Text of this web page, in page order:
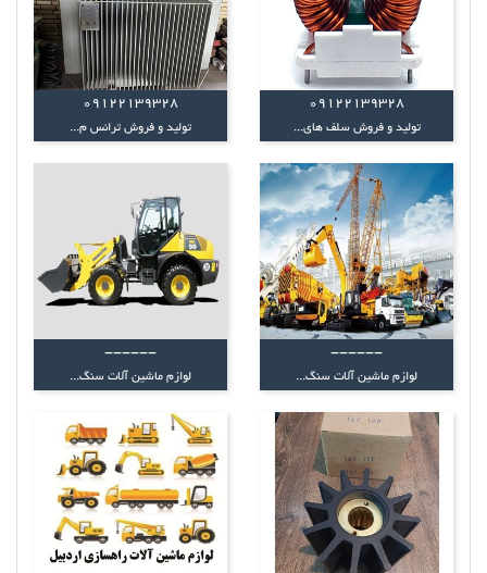
09122139328
تولید و فروش سلف های...
09122139328
تولید و فروش ترانس م...
------
لوازم ماشین آلات سنگ...
------
لوازم ماشین آلات سنگ...